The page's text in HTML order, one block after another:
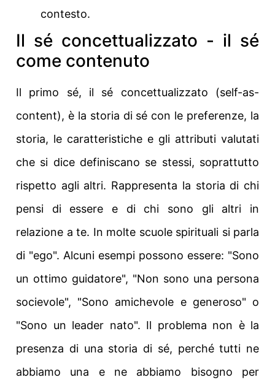
contesto.
Il sé concettualizzato - il sé
come contenuto
Il primo sé, il sé concettualizzato (self-as-
content), è la storia di sé con le preferenze, la
storia, le caratteristiche e gli attributi valutati
che si dice definiscano se stessi, soprattutto
rispetto agli altri. Rappresenta la storia di chi
pensi di essere e di chi sono gli altri in
relazione a te. In molte scuole spirituali si parla
di "ego". Alcuni esempi possono essere: "Sono
un ottimo guidatore", "Non sono una persona
socievole", "Sono amichevole e generoso" o
"Sono un leader nato". Il problema non è la
presenza di una storia di sé, perché tutti ne
abbiamo una e ne abbiamo bisogno per